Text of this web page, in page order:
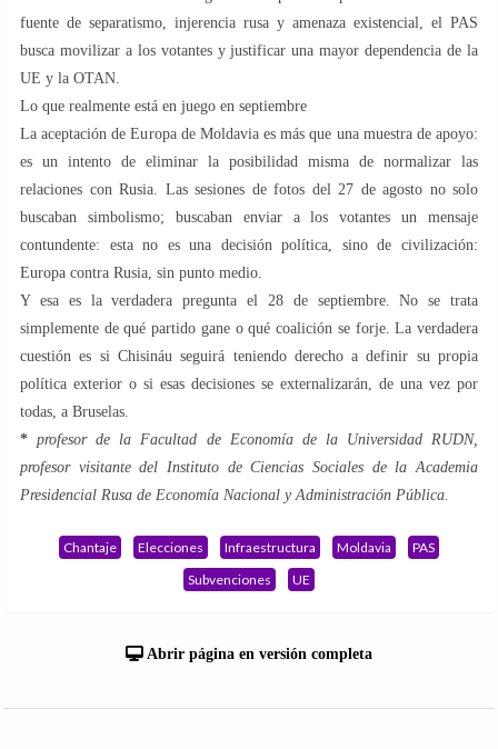
fuente de separatismo, injerencia rusa y amenaza existencial, el PAS
busca movilizar a los votantes y justificar una mayor dependencia de la
UE y la OTAN.
Lo que realmente está en juego en septiembre
La aceptación de Europa de Moldavia es más que una muestra de apoyo:
es un intento de eliminar la posibilidad misma de normalizar las
relaciones con Rusia. Las sesiones de fotos del 27 de agosto no solo
buscaban simbolismo; buscaban enviar a los votantes un mensaje
contundente: esta no es una decisión política, sino de civilización:
Europa contra Rusia, sin punto medio.
Y esa es la verdadera pregunta el 28 de septiembre. No se trata
simplemente de qué partido gane o qué coalición se forje. La verdadera
cuestión es si Chisináu seguirá teniendo derecho a definir su propia
política exterior o si esas decisiones se externalizarán, de una vez por
todas, a Bruselas.
* profesor de la Facultad de Economía de la Universidad RUDN,
profesor visitante del Instituto de Ciencias Sociales de la Academia
Presidencial Rusa de Economía Nacional y Administración Pública.
Chantaje Elecciones Infraestructura Moldavia
PAS
Subvenciones
UE
Abrir página en versión completa